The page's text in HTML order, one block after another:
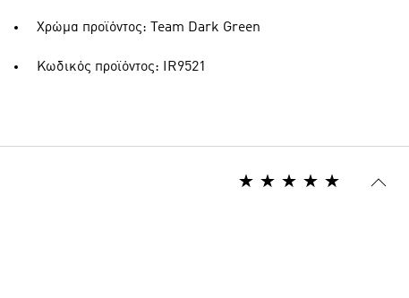
Χρώμα προϊόντος: Team Dark Green
Κωδικός προϊόντος: IR9521